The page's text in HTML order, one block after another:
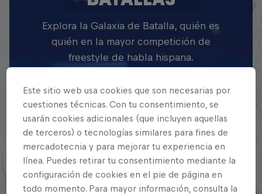
Explora la Galaxia de Batalla, quién es
quién en la mayor competición de
freestyle de habla hispana.
Explora la Galaxia de Red Bull Batalla
CONOCE LOS ARTISTAS
Este sitio web usa cookies que son necesarias por
cuestiones técnicas. Con tu consentimiento, se
usarán cookies adicionales (que incluyen aquellas
de terceros) o tecnologías similares para fines de
mercadotecnia y para mejorar tu experiencia en
línea. Puedes retirar tu consentimiento mediante la
configuración de cookies en el pie de página en
todo momento. Para mayor información, consulta la